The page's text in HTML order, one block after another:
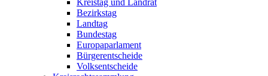
Kreistag und Landrat
Bezirkstag
Landtag
Bundestag
Europaparlament
Bürgerentscheide
Volksentscheide